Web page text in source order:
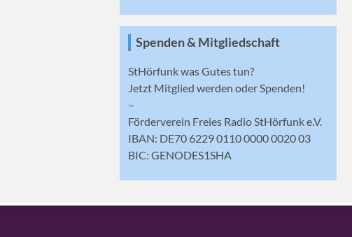
Spenden & Mitgliedschaft
StHörfunk was Gutes tun?
Jetzt Mitglied werden oder Spenden!
–
Förderverein Freies Radio StHörfunk e.V.
IBAN: DE70 6229 0110 0000 0020 03
BIC: GENODES1SHA